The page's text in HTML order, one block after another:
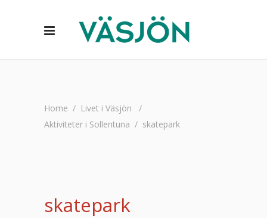
Home / Livet i Väsjön
/
Aktiviteter i Sollentuna / skatepark
skatepark